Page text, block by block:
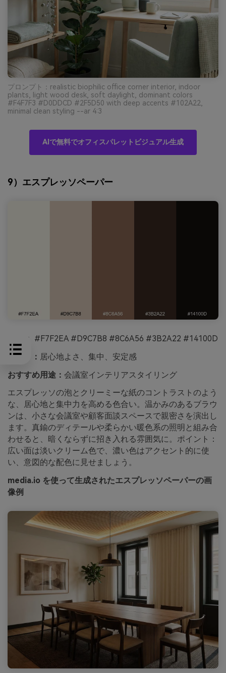
プロンプト：realistic biophilic office corner interior, indoor
plants, light wood desk, soft daylight, dominant colors
#F4F7F3 #D0DDCD #2F5D50 with deep accents #102A22,
minimal clean styling --ar 4:3
AIで無料でオフィスパレットビジュアル生成
9）エスプレッソペーパー
HEX： #F7F2EA #D9C7B8 #8C6A56 #3B2A22 #14100D
ムード： 居心地よさ、集中、安定感
おすすめ用途： 会議室インテリアスタイリング
エスプレッソの泡とクリーミーな紙のコントラストのよう
な、居心地と集中力を高める色合い。温かみのあるブラウ
ンは、小さな会議室や顧客面談スペースで親密さを演出し
ます。真鍮のディテールや柔らかい暖色系の照明と組み合
わせると、暗くならずに招き入れる雰囲気に。ポイント：
広い面は淡いクリーム色で、濃い色はアクセント的に使
い、意図的な配色に見せましょう。
media.io を使って生成されたエスプレッソペーパーの画
像例